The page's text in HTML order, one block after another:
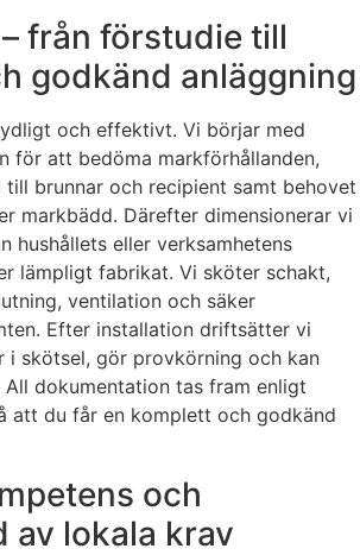
från förstudie till
godkänd anläggning
och effektivt. Vi börjar med
för att bedöma markförhållanden,
brunnar och recipient samt behovet
markbädd. Därefter dimensionerar vi
hushållets eller verksamhetens
lämpligt fabrikat. Vi sköter schakt,
ventilation och säker
Efter installation driftsätter vi
i skötsel, gör provkörning och kan
dokumentation tas fram enligt
att du får en komplett och godkänd
och
av lokala krav